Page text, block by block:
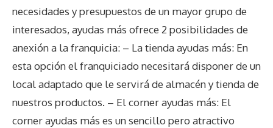
necesidades y presupuestos de un mayor grupo de
interesados, ayudas más ofrece 2 posibilidades de
anexión a la franquicia: – La tienda ayudas más: En
esta opción el franquiciado necesitará disponer de un
local adaptado que le servirá de almacén y tienda de
nuestros productos. – El corner ayudas más: El
corner ayudas más es un sencillo pero atractivo